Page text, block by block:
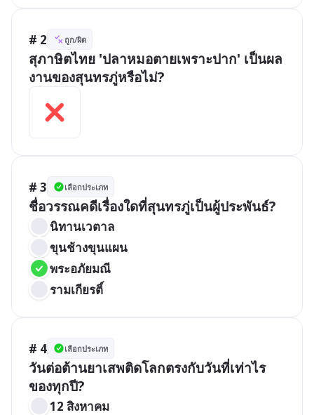
# 2 ถูก/ผิด
สุภาษิตไทย 'ปลาหมอตายเพราะปาก' เป็นผล
งานของสุนทรภู่หรือไม่?
# 3 เลือกประเภท
ชื่อวรรณคดีเรื่องใดที่สุนทรภู่เป็นผู้ประพันธ์?
นิทานเวตาล
ขุนช้างขุนแผน
พระอภัยมณี
รามเกียรติ์
# 4 เลือกประเภท
วันต่อต้านยาเสพติดโลกตรงกับวันที่เท่าไร
ของทุกปี?
12 สิงหาคม